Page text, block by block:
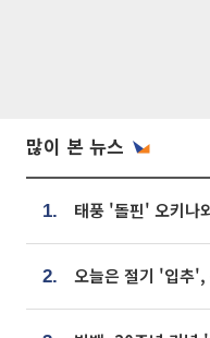
많이 본 뉴스
1.
2. 오늘은 절기 '입추',